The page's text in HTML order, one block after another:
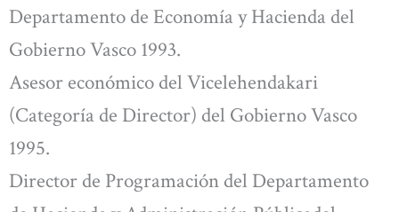
Departamento de Economía y Hacienda del
Gobierno Vasco 1993.
Asesor económico del Vicelehendakari
(Categoría de Director) del Gobierno Vasco
1995.
Director de Programación del Departamento